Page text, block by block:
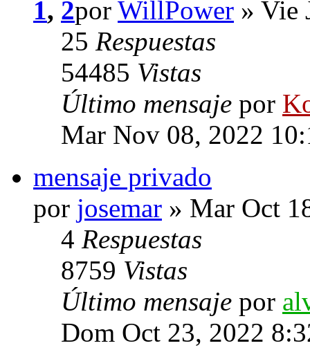
1, 2por WillPower » Vie
25 Respuestas
54485 Vistas
Último mensaje por
Mar Nov 08, 2022
mensaje privado
por josemar » Mar Oct
4 Respuestas
8759 Vistas
Último mensaje por
Dom Oct 23, 2022